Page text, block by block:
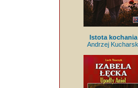
Istota kochania
Andrzej